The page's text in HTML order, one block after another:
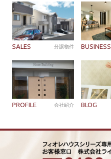
SALES 分譲物件 BUSINESS
PROFILE 会社紹介 BLOG